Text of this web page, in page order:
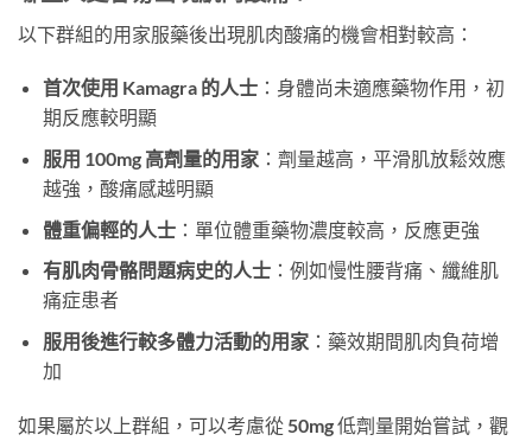
以下群組的用家服藥後出現肌肉酸痛的機會相對較高：
首次使用 Kamagra 的人士：身體尚未適應藥物作用，初
期反應較明顯
服用 100mg 高劑量的用家：劑量越高，平滑肌放鬆效應
越強，酸痛感越明顯
體重偏輕的人士：單位體重藥物濃度較高，反應更強
有肌肉骨骼問題病史的人士：例如慢性腰背痛、纖維肌
痛症患者
服用後進行較多體力活動的用家：藥效期間肌肉負荷增
加
如果屬於以上群組，可以考慮從 50mg 低劑量開始嘗試，觀